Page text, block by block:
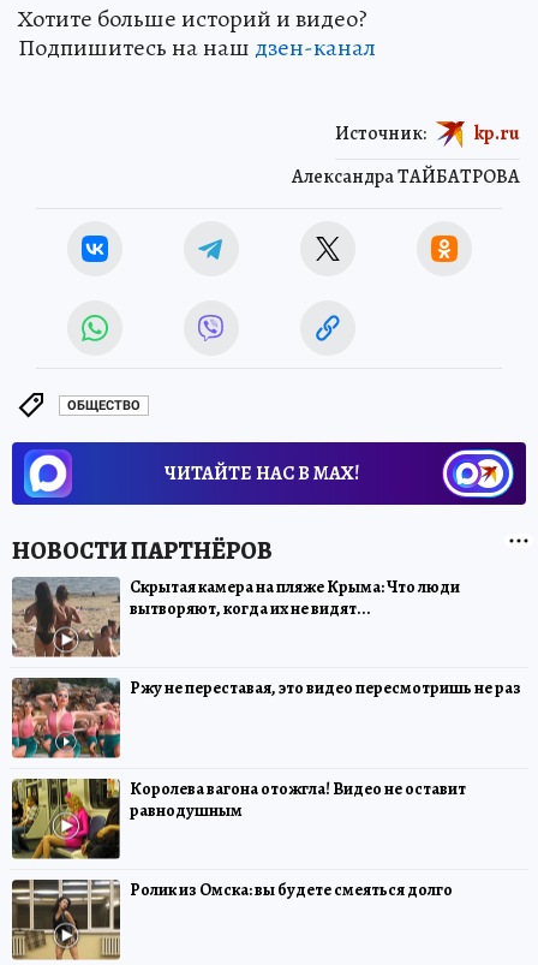
Хотите больше историй и видео?
Подпишитесь на наш дзен-канал
Александра ТАЙБАТРОВА
Источник: kp.ru
ОБЩЕСТВО
ЧИТАЙТЕ НАС В МАХ!
Скрытая камера на пляже Крыма: Что люди
вытворяют, когда их не видят...
Ржу не переставая, это видео пересмотришь не раз
Королева вагона отожгла! Видео не оставит
равнодушным
Ролик из Омска: вы будете смеяться долго